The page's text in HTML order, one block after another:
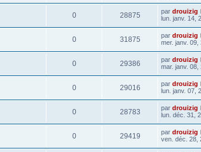
0 28875 par drouizig
lun. janv. 14,
0 31875 par drouizig
mer. janv. 09,
0 29386 par drouizig
mar. janv. 08,
0 29016 par drouizig
lun. janv. 07,
0 28783 par drouizig
lun. déc. 31,
0 29419 par drouizig
ven. déc. 28,